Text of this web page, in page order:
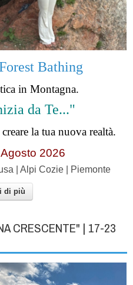
Bathing
in Montagna.
da Te..."
la tua nuova realtà.
2026
| Alpi Cozie | Piemonte
di più